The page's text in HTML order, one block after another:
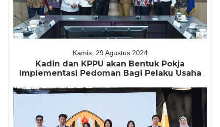
Kamis, 29 Agustus 2024
Kadin dan KPPU akan Bentuk Pokja
Implementasi Pedoman Bagi Pelaku Usaha